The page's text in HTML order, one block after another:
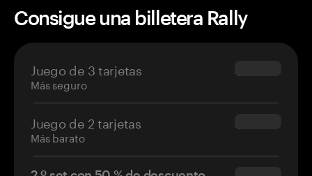
Consigue una billetera Rally
Juego de 3 tarjetas
Más seguro
$69.90
Juego de 2 tarjetas
Más barato
$54.90